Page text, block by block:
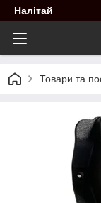
Налітай
Товари та